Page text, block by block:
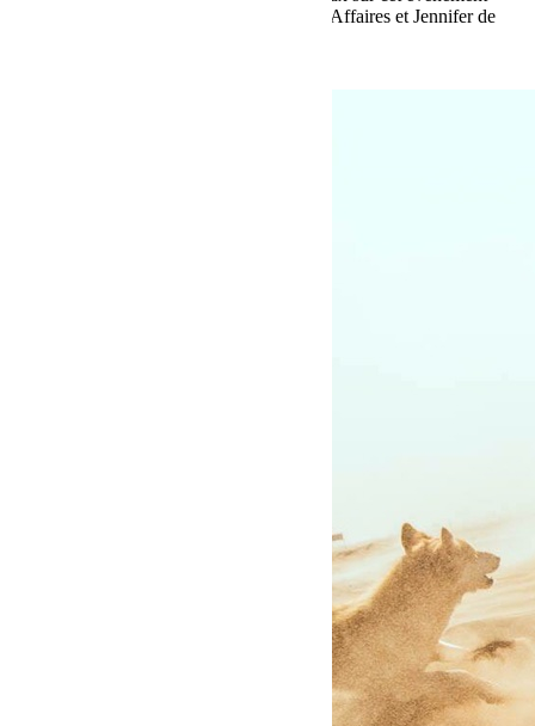
(Stéphanie le Bars est Avocat en Droit des Affaires et Jennifer de